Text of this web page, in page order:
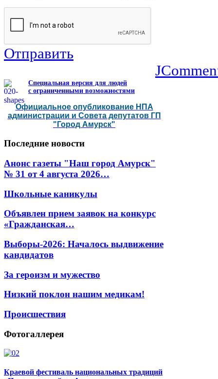
Отправить
Специальная версия для людей
с ограниченными возможностями
Официальное опубликование НПА
администрации и Совета депутатов ГП
"Город Амурск"
Последние новости
Анонс газеты "Наш город Амурск"
№ 31 от 4 августа 2026…
Школьные каникулы
Объявлен прием заявок на конкурс
«Гражданская…
Выборы-2026: Началось выдвижение
кандидатов
За героизм и мужество
Низкий поклон нашим медикам!
Происшествия
Фотогаллерея
Краевой фестиваль национальных традиций